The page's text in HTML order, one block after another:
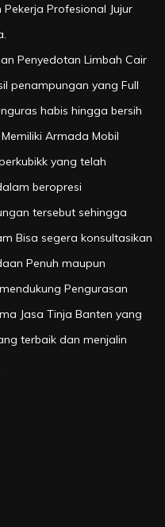
Profesional Jujur
Penyedotan Limbah Cair
penampungan yang Full
habis hingga bersih
Armada Mobil
yang telah
beropresi
tersebut sehingga
Bisa segera konsultasikan
Penuh maupun
Pengurasan
Jasa Tinja Banten yang
terbaik dan menjalin